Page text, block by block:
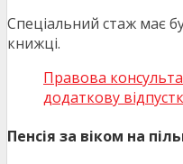
Спеціальний стаж має
книжці.
Правова
додаткову
Пенсія за віком на